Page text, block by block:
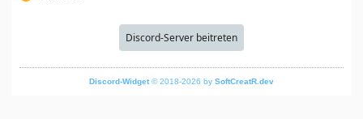
Discord-Server beitreten
Discord-Widget© 2018-2026 by SoftCreatR.dev